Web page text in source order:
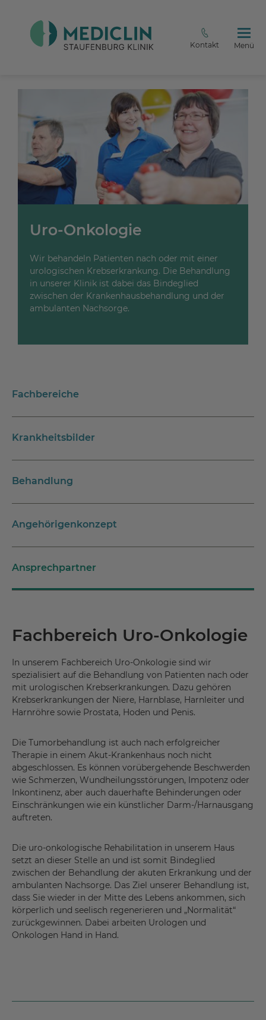
Kontakt Menü
Uro-Onkologie
Wir behandeln Patienten nach oder mit einer
urologischen Krebserkrankung. Die Behandlung
in unserer Klinik ist dabei das Bindeglied
zwischen der Krankenhausbehandlung und der
ambulanten Nachsorge.
Fachbereiche
Krankheitsbilder
Behandlung
Angehörigenkonzept
Ansprechpartner
Fachbereich Uro-Onkologie
In unserem Fachbereich Uro-Onkologie sind wir
spezialisiert auf die Behandlung von Patienten nach oder
mit urologischen Krebserkrankungen. Dazu gehören
Krebserkrankungen der Niere, Harnblase, Harnleiter und
Harnröhre sowie Prostata, Hoden und Penis.
Die Tumorbehandlung ist auch nach erfolgreicher
Therapie in einem Akut-Krankenhaus noch nicht
abgeschlossen. Es können vorübergehende Beschwerden
wie Schmerzen, Wundheilungsstörungen, Impotenz oder
Inkontinenz, aber auch dauerhafte Behinderungen oder
Einschränkungen wie ein künstlicher Darm-/Harnausgang
auftreten.
Die uro-onkologische Rehabilitation in unserem Haus
setzt an dieser Stelle an und ist somit Bindeglied
zwischen der Behandlung der akuten Erkrankung und der
ambulanten Nachsorge. Das Ziel unserer Behandlung ist,
dass Sie wieder in der Mitte des Lebens ankommen, sich
körperlich und seelisch regenerieren und „Normalität“
zurückgewinnen. Dabei arbeiten Urologen und
Onkologen Hand in Hand.